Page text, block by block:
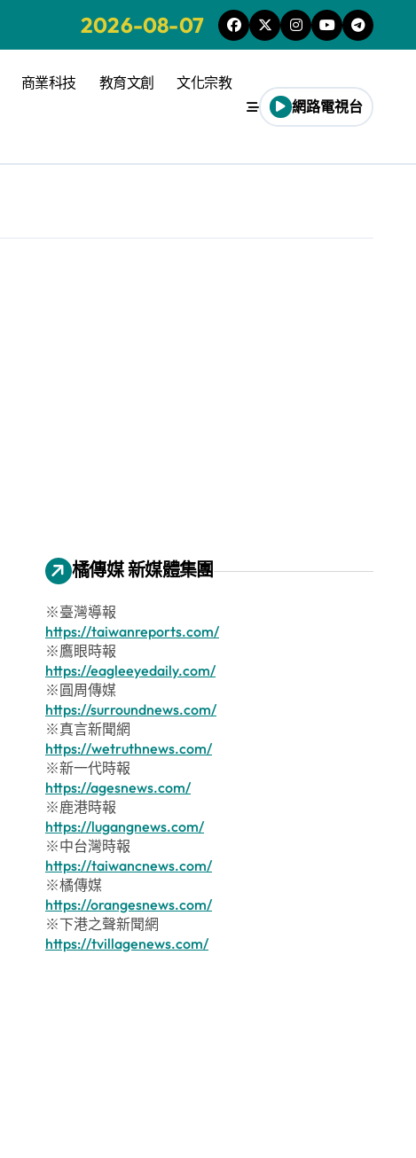
2026-08-07
商業科技 教育文創 文化宗教
網路電視台
橘傳媒 新媒體集團
※臺灣導報
https://taiwanreports.com/
※鷹眼時報
https://eagleeyedaily.com/
※圓周傳媒
https://surroundnews.com/
※真言新聞網
https://wetruthnews.com/
※新一代時報
https://agesnews.com/
※鹿港時報
https://lugangnews.com/
※中台灣時報
https://taiwancnews.com/
※橘傳媒
https://orangesnews.com/
※下港之聲新聞網
https://tvillagenews.com/